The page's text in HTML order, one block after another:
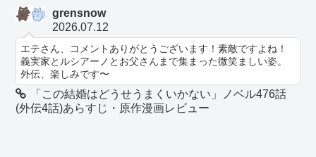
grensnow
2026.07.12
エテさん、コメントありがとうございます！素敵ですよね！
義実家とルシアーノとお父さんまで集まった微笑ましい姿。
外伝、楽しみです〜
「この結婚はどうせうまくいかない」ノベル476話
(外伝4話)あらすじ・原作漫画レビュー